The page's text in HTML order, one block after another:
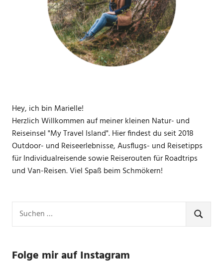
Hey, ich bin Marielle!
Herzlich Willkommen auf meiner kleinen Natur- und
Reiseinsel "My Travel Island". Hier findest du seit 2018
Outdoor- und Reiseerlebnisse, Ausflugs- und Reisetipps
für Individualreisende sowie Reiserouten für Roadtrips
und Van-Reisen. Viel Spaß beim Schmökern!
nach:
SUCHEN
Folge mir auf Instagram